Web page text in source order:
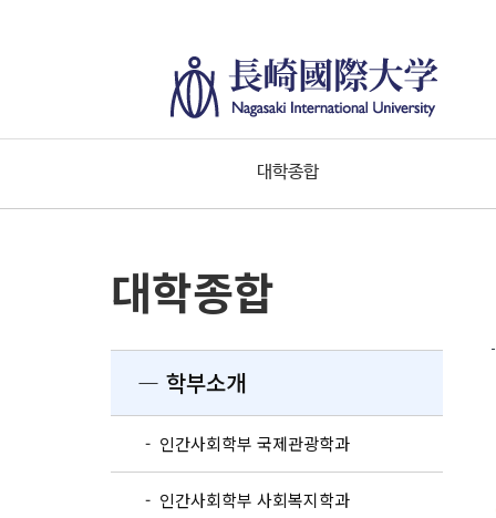
대학종합
대학종합
― 학부소개
- 인간사회학부 국제관광학과
- 인간사회학부 사회복지학과